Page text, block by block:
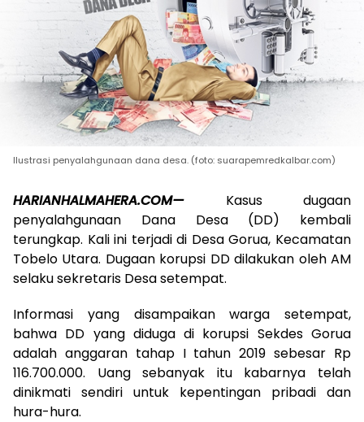
Ilustrasi penyalahgunaan dana desa. (foto: suarapemredkalbar.com)
HARIANHALMAHERA.COM— Kasus dugaan
penyalahgunaan Dana Desa (DD) kembali
terungkap. Kali ini terjadi di Desa Gorua, Kecamatan
Tobelo Utara. Dugaan korupsi DD dilakukan oleh AM
selaku sekretaris Desa setempat.
Informasi yang disampaikan warga setempat,
bahwa DD yang diduga di korupsi Sekdes Gorua
adalah anggaran tahap I tahun 2019 sebesar Rp
116.700.000. Uang sebanyak itu kabarnya telah
dinikmati sendiri untuk kepentingan pribadi dan
hura-hura.